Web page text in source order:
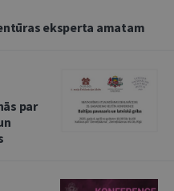
eksperta amatam
par